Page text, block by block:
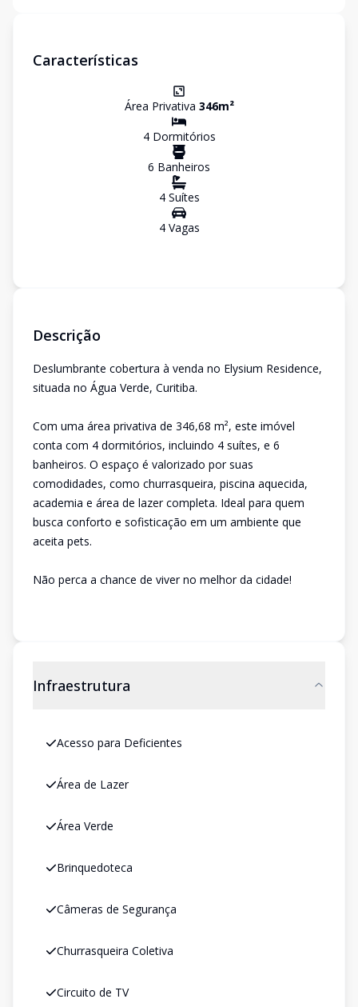
Características
Área Privativa 346m²
4Dormitórios
6 Banheiros
4Suítes
4Vagas
Descrição
Deslumbrante cobertura à venda no Elysium Residence,
situada no Água Verde, Curitiba.
Com uma área privativa de 346,68 m², este imóvel
conta com 4 dormitórios, incluindo 4 suítes, e 6
banheiros. O espaço é valorizado por suas
comodidades, como churrasqueira, piscina aquecida,
academia e área de lazer completa. Ideal para quem
busca conforto e sofisticação em um ambiente que
aceita pets.
Não perca a chance de viver no melhor da cidade!
Infraestrutura
Acesso para Deficientes
Área de Lazer
Área Verde
Brinquedoteca
Câmeras de Segurança
Churrasqueira Coletiva
Circuito de TV